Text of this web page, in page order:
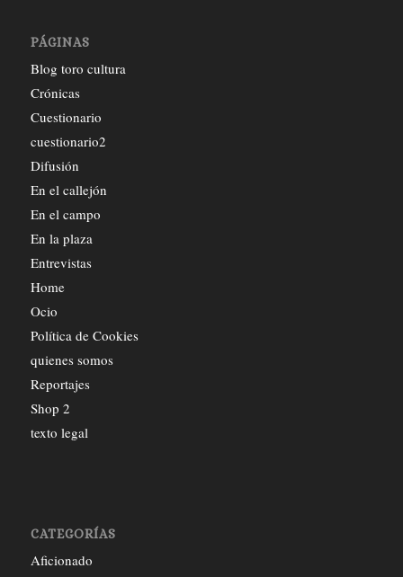
PÁGINAS
Blog toro cultura
Crónicas
Cuestionario
cuestionario2
Difusión
En el callejón
En el campo
En la plaza
Entrevistas
Home
Ocio
Política de Cookies
quienes somos
Reportajes
Shop 2
texto legal
CATEGORÍAS
Aficionado